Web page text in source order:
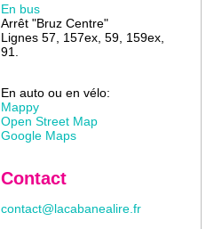
En bus
Arrêt "Bruz Centre"
Lignes 57, 157ex, 59, 159ex,
91.
En auto ou en vélo:
Mappy
Open Street Map
Google Maps
Contact
contact@lacabanealire.fr